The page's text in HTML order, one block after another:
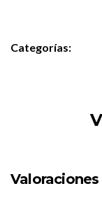
Categorías:
Valoraciones